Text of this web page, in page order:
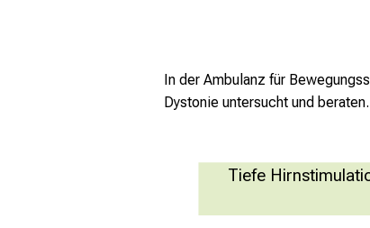
In der Ambulanz für
Dystonie untersucht und beraten.
Tiefe